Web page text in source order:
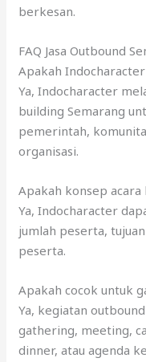
berkesan.
FAQ Jasa Outbound
Apakah
Ya, Indocharacter
building Semarang
pemerintah,
organisasi.
Apakah konsep acara
Ya, Indocharacter
jumlah peserta,
peserta.
Apakah cocok untuk
Ya, kegiatan
gathering, meeting,
dinner, atau agenda